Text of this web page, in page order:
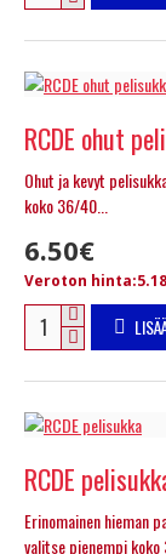
RCDE ohut
Ohut ja kevyt
koko 36/40...
6.50€
Veroton
RCDE
Erinomainen hieman
valitse pienempi